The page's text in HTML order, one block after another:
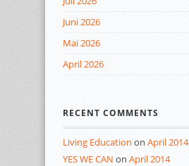
Juni 2026
Mai 2026
April 2026
RECENT COMMENTS
Living Education on April 2014
YES WE CAN on April 2014